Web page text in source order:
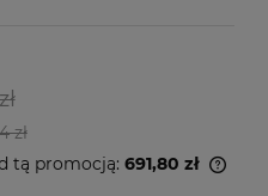
zł
tą promocją: 691,80 zł